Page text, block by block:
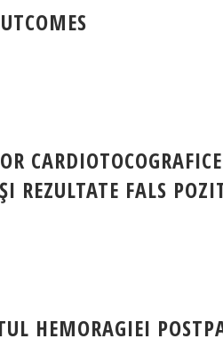
REZULTATE FALS
HEMORAGIEI